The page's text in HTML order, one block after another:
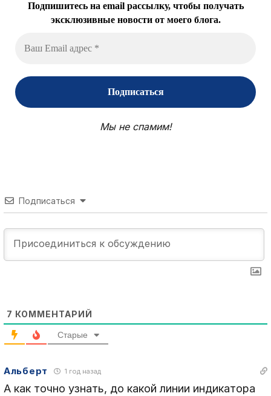
Подпишитесь на email рассылку, чтобы получать
эксклюзивные новости от моего блога.
Мы не спамим!
Подписаться
7 КОММЕНТАРИЙ
Старые
Альберт 1 год назад
А как точно узнать, до какой линии индикатора